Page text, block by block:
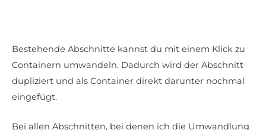
Bestehende Abschnitte kannst du mit einem Klick zu
Containern umwandeln. Dadurch wird der Abschnitt
dupliziert und als Container direkt darunter nochmal
eingefügt.
Bei allen Abschnitten, bei denen ich die Umwandlung